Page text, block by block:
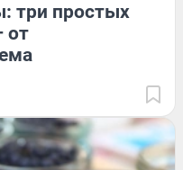
три простых
от